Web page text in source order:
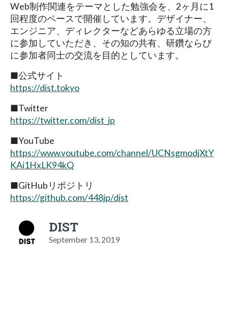
Web制作関連をテーマとした勉強会を、2ヶ月に1
回程度のペースで開催しています。デザイナー、
エンジニア、ディレクターなどあらゆる立場の方
に参加していただき、その知の共有、研鑽ならび
に参加者同士の交流を目的としています。
■公式サイト
https://dist.tokyo
■Twitter
https://twitter.com/dist_jp
■YouTube
https://www.youtube.com/channel/UCNsgmodjXtY
KAi1HxLK94kQ
■GitHubリポジトリ
https://github.com/448jp/dist
DIST
September 13, 2019